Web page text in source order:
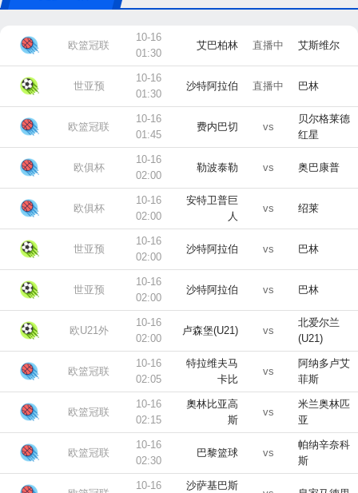
欧篮冠联
10-16
01:30
艾巴柏林 直播中 艾斯维尔
世亚预
10-16
01:30
沙特阿拉伯 直播中 巴林
欧篮冠联
10-16
01:45
费内巴切 vs
贝尔格莱德
红星
欧俱杯
10-16
02:00
勒波泰勒 vs 奥巴康普
欧俱杯
10-16
02:00
安特卫普巨
人
vs 绍莱
世亚预
10-16
02:00
沙特阿拉伯 vs 巴林
世亚预
10-16
02:00
沙特阿拉伯 vs 巴林
欧U21外
10-16
02:00
卢森堡(U21) vs
北爱尔兰
(U21)
欧篮冠联
10-16
02:05
特拉维夫马
卡比
vs
阿纳多卢艾
菲斯
欧篮冠联
10-16
02:15
奧林比亚高
斯
vs
米兰奥林匹
亚
欧篮冠联
10-16
02:30
巴黎篮球 vs
帕纳辛奈科
斯
10-16
沙萨基巴斯